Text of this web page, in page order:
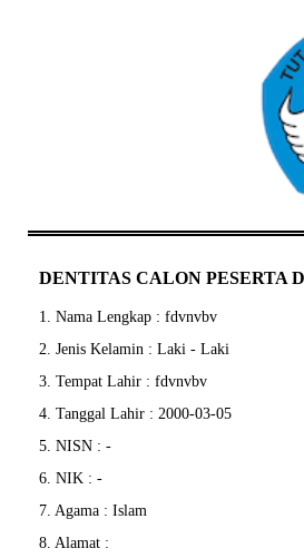
DENTITAS CALON PESERTA
1. Nama Lengkap : fdvnvbv
2. Jenis Kelamin : Laki - Laki
3. Tempat Lahir : fdvnvbv
4. Tanggal Lahir : 2000-03-05
5. NISN : -
6. NIK : -
7. Agama : Islam
8. Alamat :